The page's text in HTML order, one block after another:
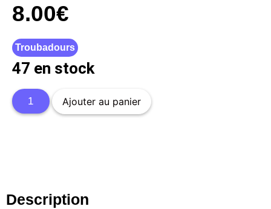
8.00€
Troubadours
47 en stock
Ajouter au panier
Description